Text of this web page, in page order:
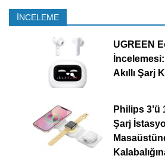
İNCELEME
UGREEN
Akıllı Şarj
Philips
Şarj